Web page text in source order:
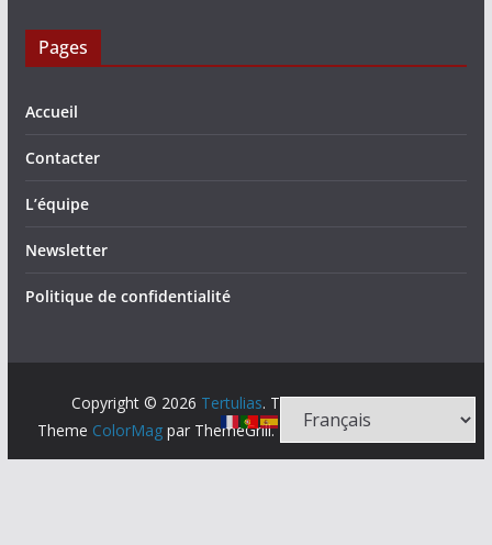
Pages
Accueil
Contacter
L’équipe
Newsletter
Politique de confidentialité
Copyright © 2026 Tertulias. Tous droits réservés.
Theme ColorMagpar ThemeGrill. Propulsé par